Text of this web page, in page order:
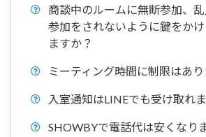
商談中のルームに無断参加、
参加をされないように鍵をか
ますか？
ミーティング時間に制限はあり
入室通知はLINEでも受け取れ
SHOWBYで電話代は安くなり